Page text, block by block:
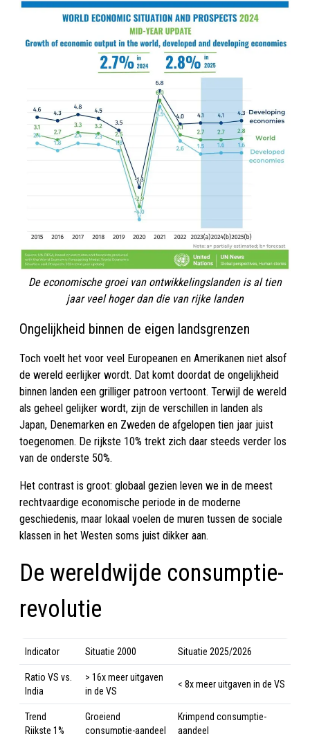
De economische groei van ontwikkelingslanden is al tien
jaar veel hoger dan die van rijke landen
Ongelijkheid binnen de eigen landsgrenzen
Toch voelt het voor veel Europeanen en Amerikanen niet alsof
de wereld eerlijker wordt. Dat komt doordat de ongelijkheid
binnen landen een grilliger patroon vertoont. Terwijl de wereld
als geheel gelijker wordt, zijn de verschillen in landen als
Japan, Denemarken en Zweden de afgelopen tien jaar juist
toegenomen. De rijkste 10% trekt zich daar steeds verder los
van de onderste 50%.
Het contrast is groot: globaal gezien leven we in de meest
rechtvaardige economische periode in de moderne
geschiedenis, maar lokaal voelen de muren tussen de sociale
klassen in het Westen soms juist dikker aan.
De wereldwijde consumptie-
revolutie
Indicator Situatie 2000 Situatie 2025/2026
Ratio VS vs.
India
> 16x meer uitgaven
in de VS
< 8x meer uitgaven in de VS
Trend
Rijkste 1%
Groeiend
consumptie-aandeel
Krimpend consumptie-
aandeel